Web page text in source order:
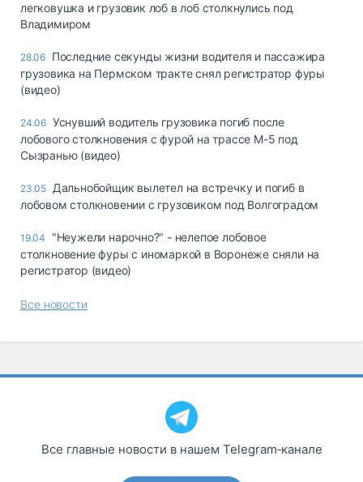
Автосервис,
автохимия
Дзен
легковушка и грузовик лоб в лоб столкнулись под
Владимиром
28.06 Последние секунды жизни водителя и пассажира
грузовика на Пермском тракте снял регистратор фуры
(видео)
24.06 Уснувший водитель грузовика погиб после
лобового столкновения с фурой на трассе М-5 под
Сызранью (видео)
23.05 Дальнобойщик вылетел на встречку и погиб в
лобовом столкновении с грузовиком под Волгоградом
19.04
"Неужели нарочно?" - нелепое лобовое
столкновение фуры с иномаркой в Воронеже сняли на
регистратор (видео)
Все новости
Все главные новости в нашем Telegram‑канале